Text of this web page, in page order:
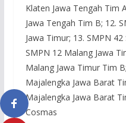
Klaten Jawa Tengah Tim
Jawa Tengah Tim B; 12.
Jawa Timur; 13. SMPN
SMPN 12 Malang Jawa
Malang Jawa Timur Tim
Majalengka Jawa Barat
Majalengka Jawa Barat
Cosmas